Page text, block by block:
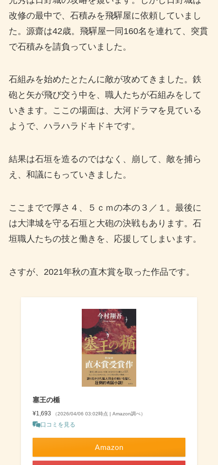
改修の最中で、石積みを飛驒屋に依頼していまし
た。源齋は42歳。飛驒屋一同160名を連れて、突貫
で石積みを請負っていました。
石組みを始めたとたんに敵が攻めてきました。鉄
砲と矢が飛び交う中を、職人たちが石組みをして
いきます。ここの場面は、大河ドラマを見ている
ようで、ハラハラドキドキです。
結果は石垣を造るのではなく、崩して、敵を捕ら
え、和議にもっていきました。
ここまでで厚さ４、５ｃｍの本の３／１。最後に
は大津城を守る石垣と大砲の決戦もあります。石
垣職人たちの技と働きを、応援してしまいます。
さすが、2021年秋の直木賞を取った作品です。
塞王の楯
¥1,693 （2026/04/06 03:02時点 | Amazon調べ）
口コミを見る
Amazon